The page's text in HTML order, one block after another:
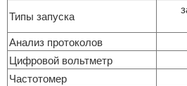
Типы запуска
Анализ протоколов
Цифровой вольтметр
Частотомер